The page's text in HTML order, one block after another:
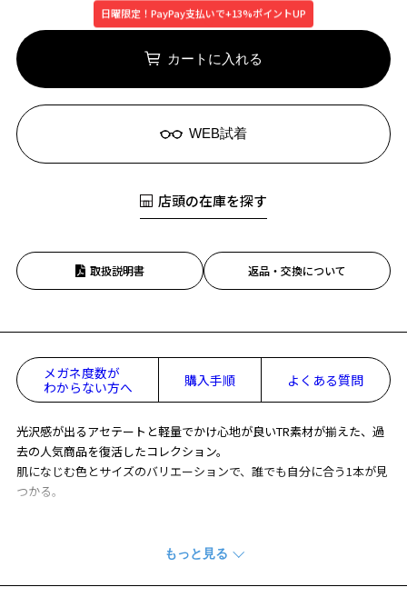
日曜限定！PayPay支払いで+13%ポイントUP
カートに入れる
WEB試着
店頭の在庫を探す
取扱説明書 返品・交換について
メガネ度数が
わからない方へ
購入手順 よくある質問
光沢感が出るアセテートと軽量でかけ心地が良いTR素材が揃えた、過
去の人気商品を復活したコレクション。
肌になじむ色とサイズのバリエーションで、誰でも自分に合う1本が見
つかる。